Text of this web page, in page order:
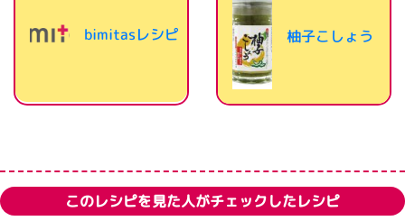
bimitasレシピ 柚子こしょう
このレシピを見た人がチェックしたレシピ